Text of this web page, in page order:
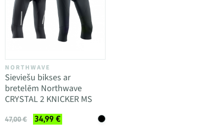
NORTHWAVE
Sieviešu bikses ar
bretelēm Northwave
CRYSTAL 2 KNICKER MS
47,00 € 34,99 €